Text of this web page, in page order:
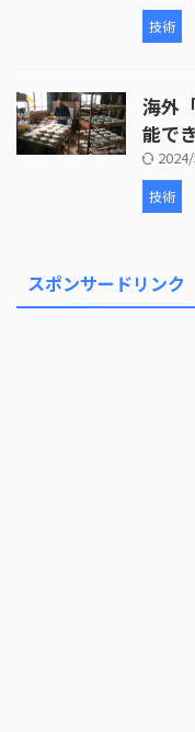
技術
海外
能で
技術
スポンサードリンク